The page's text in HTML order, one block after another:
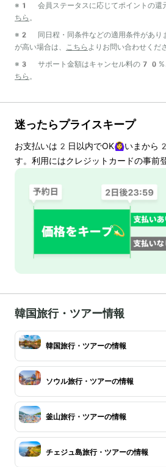
※1 会員ステータスに応じてポイントの還
ちら 。
※2 同日程・同条件などの適用条件があり
が高い場合は、
こちら よりお問い合わせくだ
※3 サポート金額はキャンセル料の70%
ちら 。
迷ったらプライスキープ
お支払いは 2 日以内でOK🙆‍♀️いまから 2
す。利用にはクレジットカードの事前
韓国旅行・ツアー情報
韓国旅行・ツアーの情報
ソウル旅行・ツアーの情報
釜山旅行・ツアーの情報
チェジュ島旅行・ツアーの情報